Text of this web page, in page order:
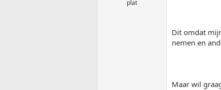
plat
Dit omdat
nemen en
Maar wil